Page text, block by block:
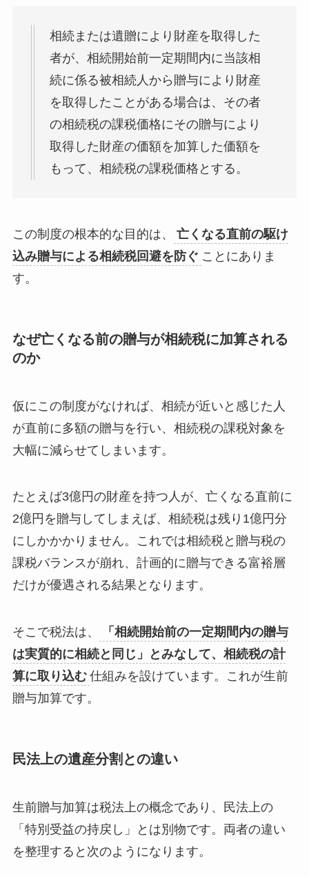
相続または遺贈により財産を取得した
者が、相続開始前一定期間内に当該相
続に係る被相続人から贈与により財産
を取得したことがある場合は、その者
の相続税の課税価格にその贈与により
取得した財産の価額を加算した価額を
もって、相続税の課税価格とする。
この制度の根本的な目的は、
亡くなる直前の駆け
込み贈与による相続税回避を防ぐ ことにありま
す。
なぜ亡くなる前の贈与が相続税に加算される
のか
仮にこの制度がなければ、相続が近いと感じた人
が直前に多額の贈与を行い、相続税の課税対象を
大幅に減らせてしまいます。
たとえば3億円の財産を持つ人が、亡くなる直前に
2億円を贈与してしまえば、相続税は残り1億円分
にしかかかりません。これでは相続税と贈与税の
課税バランスが崩れ、計画的に贈与できる富裕層
だけが優遇される結果となります。
そこで税法は、
「相続開始前の一定期間内の贈与
は実質的に相続と同じ」とみなして、相続税の計
算に取り込む 仕組みを設けています。これが生前
贈与加算です。
民法上の遺産分割との違い
生前贈与加算は税法上の概念であり、民法上の
「特別受益の持戻し」とは別物です。両者の違い
を整理すると次のようになります。